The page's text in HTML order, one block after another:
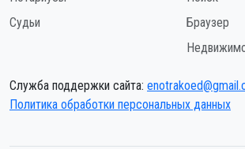
Судьи
Браузер
Служба поддержки сайта:
Политика обработки персональных данных